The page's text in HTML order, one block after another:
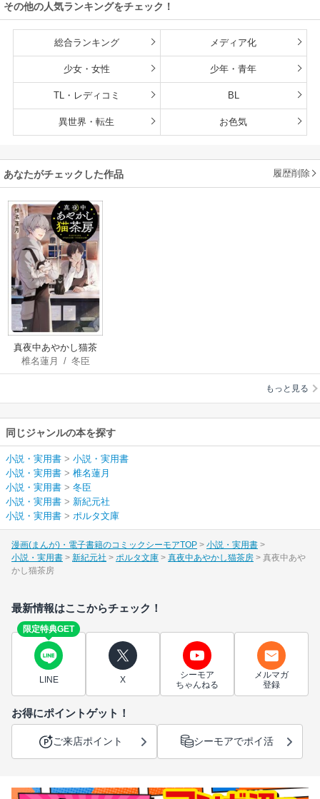
その他の人気ランキングをチェック！
総合ランキング メディア化
少女・女性 少年・青年
TL・レディコミ BL
異世界・転生 お色気
あなたがチェックした作品 履歴削除
真夜中あやかし猫茶
房
椎名蓮月 / 冬臣
もっと見る
同じジャンルの本を探す
小説・実用書 > 小説・実用書
小説・実用書 > 椎名蓮月
小説・実用書 > 冬臣
小説・実用書 > 新紀元社
小説・実用書 > ポルタ文庫
漫画(まんが)・電子書籍のコミックシーモアTOP
小説・実用書
小説・実用書
新紀元社 ポルタ文庫 真夜中あやかし猫茶房
真夜中あや
かし猫茶房
最新情報はここからチェック！
限定特典GET
LINE X
シーモア
ちゃんねる
メルマガ
登録
お得にポイントゲット！
ご来店ポイント シーモアでポイ活